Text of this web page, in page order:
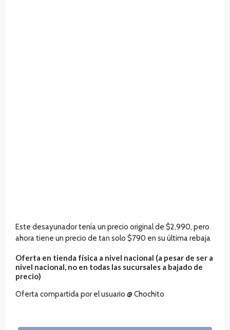
Este desayunador tenía un precio original de $2,990, pero
ahora tiene un precio de tan solo $790 en su última rebaja
Oferta en tienda física a nivel nacional (a pesar de ser a
nivel nacional, no en todas las sucursales a bajado de
precio)
Oferta compartida por el usuario @ Chochito